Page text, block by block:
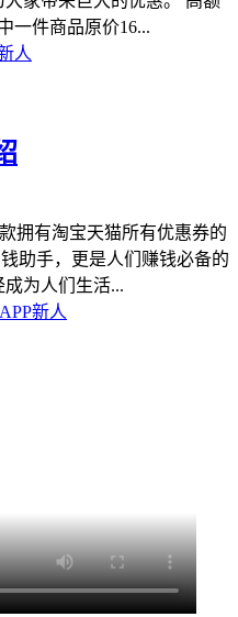
一件商品原价16...
人
拥有淘宝天猫所有优惠券的
助手，更是人们赚钱必备的
为人们生活...
新人